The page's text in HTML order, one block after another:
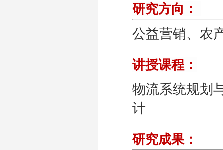
研究方向：
公益营销、农
讲授课程：
物流系统规划
计
研究成果：